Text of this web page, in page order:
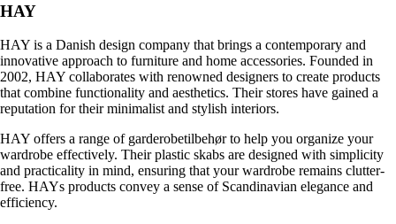
HAY
HAY is a Danish design company that brings a contemporary and
innovative approach to furniture and home accessories. Founded in
2002, HAY collaborates with renowned designers to create products
that combine functionality and aesthetics. Their stores have gained a
reputation for their minimalist and stylish interiors.
HAY offers a range of garderobetilbehør to help you organize your
wardrobe effectively. Their plastic skabs are designed with simplicity
and practicality in mind, ensuring that your wardrobe remains clutter-
free. HAYs products convey a sense of Scandinavian elegance and
efficiency.